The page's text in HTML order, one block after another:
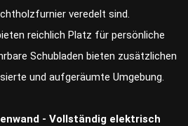
veredelt sind.
reichlich Platz für persönliche
Schubladen bieten zusätzlichen
und aufgeräumte Umgebung.
- Vollständig elektrisch